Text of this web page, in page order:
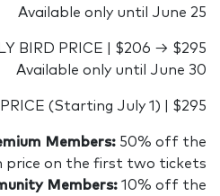
Available only until June 25
$295 → $206 | REGULAR EARLY BIRD PRICE
Available only until June 30
$295 | REGULAR PRICE (Starting July 1)
Members: 50% off the
price on the first two tickets.
Members: 10% off the